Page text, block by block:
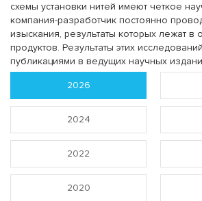
схемы установки нитей имеют четкое
компания-разработчик постоянно
изыскания, результаты которых лежат в
продуктов. Результаты этих
публикациями в ведущих научных
2026
2024
2022
2020